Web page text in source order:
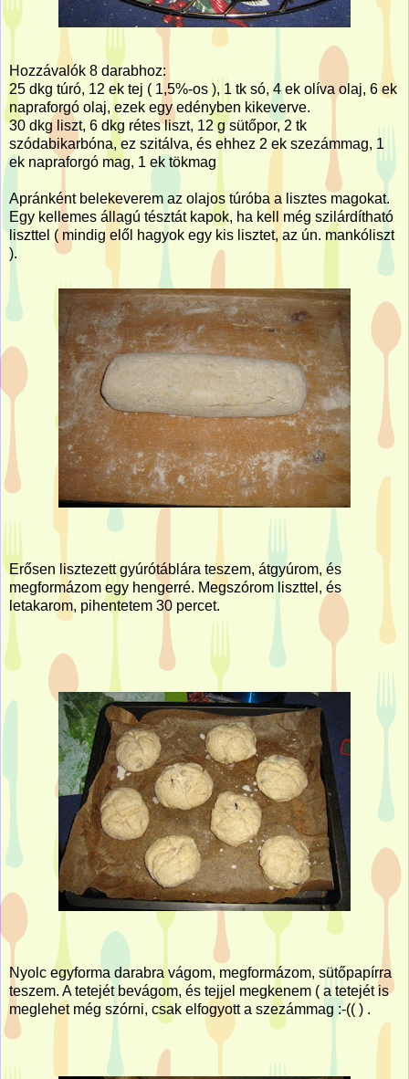
Hozzávalók 8 darabhoz:
25 dkg túró, 12 ek tej ( 1,5%-os ), 1 tk só, 4 ek olíva olaj, 6 ek
napraforgó olaj, ezek egy edényben kikeverve.
30 dkg liszt, 6 dkg rétes liszt, 12 g sütőpor, 2 tk
szódabikarbóna, ez szitálva, és ehhez 2 ek szezámmag, 1
ek napraforgó mag, 1 ek tökmag
Apránként belekeverem az olajos túróba a lisztes magokat.
Egy kellemes állagú tésztát kapok, ha kell még szilárdítható
liszttel ( mindig elől hagyok egy kis lisztet, az ún. mankóliszt
).
Erősen lisztezett gyúrótáblára teszem, átgyúrom, és
megformázom egy hengerré. Megszórom liszttel, és
letakarom, pihentetem 30 percet.
Nyolc egyforma darabra vágom, megformázom, sütőpapírra
teszem. A tetejét bevágom, és tejjel megkenem ( a tetejét is
meglehet még szórni, csak elfogyott a szezámmag :-(( ) .